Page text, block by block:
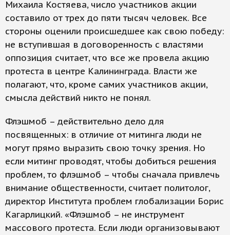
Михаила Костяева, число участников акции
составило от трех до пяти тысяч человек. Все
стороны оценили происшедшее как свою победу:
не вступившая в договоренность с властями
оппозиция считает, что все же провела акцию
протеста в центре Калининграда. Власти же
полагают, что, кроме самих участников акции,
смысла действий никто не понял.
Флэшмоб – действительно дело для
посвященных: в отличие от митинга люди не
могут прямо выразить свою точку зрения. Но
если митинг проводят, чтобы добиться решения
проблем, то флэшмоб – чтобы сначала привлечь
внимание общественности, считает политолог,
директор Института проблем глобализации Борис
Кагарлицкий. «Флэшмоб – не инструмент
массового протеста. Если люди организовывают